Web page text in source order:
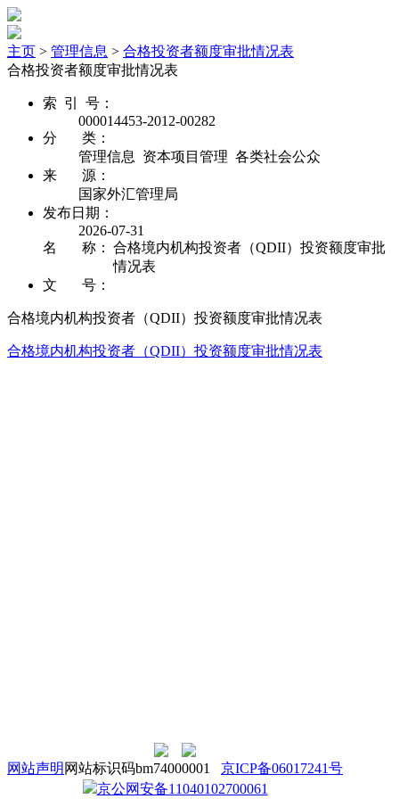
主页 > 管理信息 > 合格投资者额度审批情况表
合格投资者额度审批情况表
索 引 号：
000014453-2012-00282
分 类：
管理信息 资本项目管理 各类社会公众
来 源：
国家外汇管理局
发布日期：
2026-07-31
名 称： 合格境内机构投资者（QDII）投资额度审批
情况表
文 号：
合格境内机构投资者（QDII）投资额度审批情况表
合格境内机构投资者（QDII）投资额度审批情况表
网站声明 网站标识码bm74000001 京ICP备06017241号
京公网安备11040102700061